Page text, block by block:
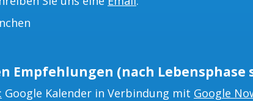
Empfehlungen (nach Lebensphase
Google Kalender in Verbindung mit Google